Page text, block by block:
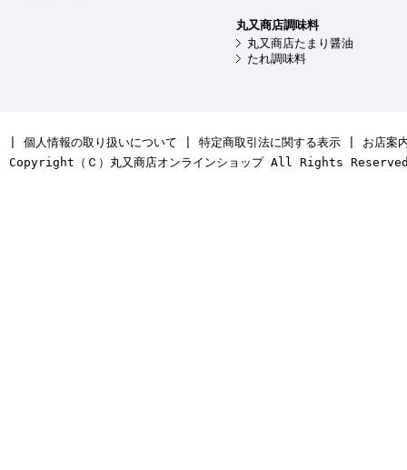
丸又商店調味料
丸又商店たまり醤油
たれ調味料
個人情報の取り扱いについて 特定商取引法に関する表示
お店案
Copyright（Ｃ）丸又商店オンラインショップ All Rights